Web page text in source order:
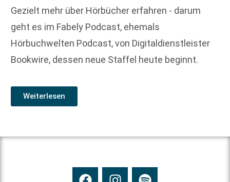
Gezielt mehr über Hörbücher erfahren - darum
geht es im Fabely Podcast, ehemals
Hörbuchwelten Podcast, von Digitaldienstleister
Bookwire, dessen neue Staffel heute beginnt.
Weiterlesen